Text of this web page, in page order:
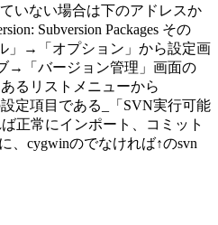
いない場合は下のアドレスか
Subversion Packages その
」→「オプション」から設定画
→「バージョン管理」画面の
るリストメニューから
定項目である_「SVN実行可能
正常にインポート、コミット
、cygwinのでなければ↑のsvn